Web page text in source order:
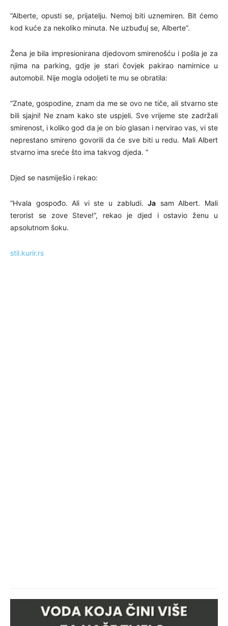
“Alberte, opusti se, prijatelju. Nemoj biti uznemiren. Bit ćemo
kod kuće za nekoliko minuta. Ne uzbuđuj se, Alberte”.
Žena je bila impresionirana djedovom smirenošću i pošla je za
njima na parking, gdje je stari čovjek pakirao namirnice u
automobil. Nije mogla odoljeti te mu se obratila:
“Znate, gospodine, znam da me se ovo ne tiče, ali stvarno ste
bili sjajni! Ne znam kako ste uspjeli. Sve vrijeme ste zadržali
smirenost, i koliko god da je on bio glasan i nervirao vas, vi ste
neprestano smireno govorili da će sve biti u redu. Mali Albert
stvarno ima sreće što ima takvog djeda. “
Djed se nasmiješio i rekao:
“Hvala gospođo. Ali vi ste u zabludi.Ja sam Albert. Mali
terorist se zove Steve!”, rekao je djed i ostavio ženu u
apsolutnom šoku.
stil.kurir.rs